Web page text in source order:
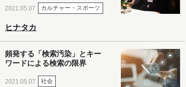
2021.05.07 カルチャー・スポーツ
ヒナタカ
頻発する「検索汚染」とキー
ワードによる検索の限界
2021.05.07 社会